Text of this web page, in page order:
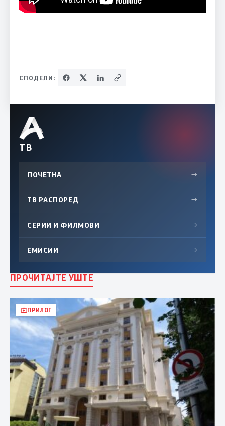
СПОДЕЛИ:
ТВ
ПОЧЕТНА →
ТВ РАСПОРЕД →
СЕРИИ И ФИЛМОВИ →
ЕМИСИИ →
ПРОЧИТАЈТЕ УШТЕ
ПРИЛОГ